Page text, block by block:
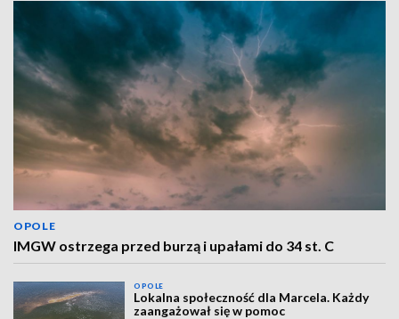
OPOLE
IMGW ostrzega przed burzą i upałami do 34 st. C
OPOLE
Lokalna społeczność dla Marcela. Każdy
zaangażował się w pomoc